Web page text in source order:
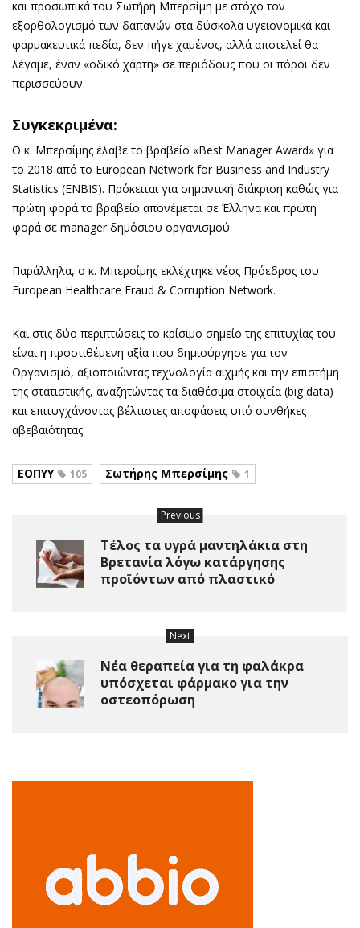
και προσωπικά του Σωτήρη Μπερσίμη με στόχο τον
εξορθολογισμό των δαπανών στα δύσκολα υγειονομικά και
φαρμακευτικά πεδία, δεν πήγε χαμένος, αλλά αποτελεί θα
λέγαμε, έναν «οδικό χάρτη» σε περιόδους που οι πόροι δεν
περισσεύουν.
Συγκεκριμένα:
Ο κ. Μπερσίμης έλαβε το βραβείο «Best Manager Award» για
το 2018 από το European Network for Business and Industry
Statistics (ENBIS). Πρόκειται για σημαντική διάκριση καθώς για
πρώτη φορά το βραβείο απονέμεται σε Έλληνα και πρώτη
φορά σε manager δημόσιου οργανισμού.
Παράλληλα, ο κ. Μπερσίμης εκλέχτηκε νέος Πρόεδρος του
European Healthcare Fraud & Corruption Network.
Και στις δύο περιπτώσεις το κρίσιμο σημείο της επιτυχίας του
είναι η προστιθέμενη αξία που δημιούργησε για τον
Οργανισμό, αξιοποιώντας τεχνολογία αιχμής και την επιστήμη
της στατιστικής, αναζητώντας τα διαθέσιμα στοιχεία (big data)
και επιτυγχάνοντας βέλτιστες αποφάσεις υπό συνθήκες
αβεβαιότητας.
ΕΟΠΥΥ 105 Σωτήρης Μπερσίμης 1
Previous
Τέλος τα υγρά μαντηλάκια στη
Βρετανία λόγω κατάργησης
προϊόντων από πλαστικό
Next
Νέα θεραπεία για τη φαλάκρα
υπόσχεται φάρμακο για την
οστεοπόρωση